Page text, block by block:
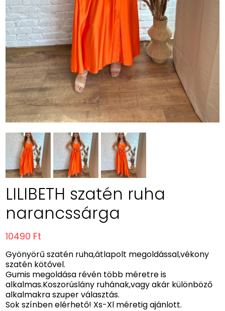
LILIBETH szatén ruha
narancssárga
10490 Ft
Gyönyörű szatén ruha,átlapolt megoldással,vékony
szatén kötővel.
Gumis megoldása révén több méretre is
alkalmas.Koszorúslány ruhának,vagy akár különböző
alkalmakra szuper választás.
Sok színben elérhető! Xs-Xl méretig ajánlott.